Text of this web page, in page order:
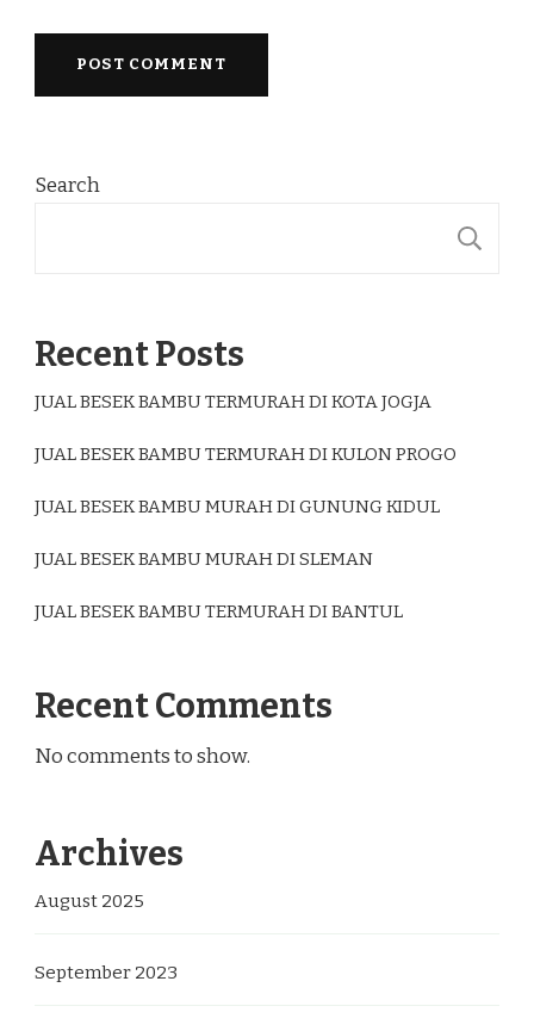
Search
Recent Posts
JUAL BESEK BAMBU TERMURAH DI KOTA JOGJA
JUAL BESEK BAMBU TERMURAH DI KULON PROGO
JUAL BESEK BAMBU MURAH DI GUNUNG KIDUL
JUAL BESEK BAMBU MURAH DI SLEMAN
JUAL BESEK BAMBU TERMURAH DI BANTUL
Recent Comments
No comments to show.
Archives
August 2025
September 2023